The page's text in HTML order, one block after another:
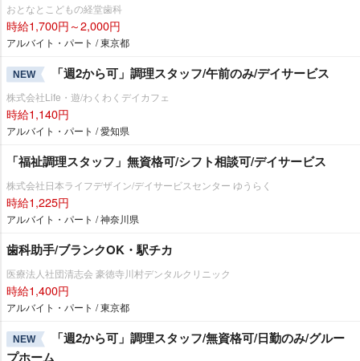
おとなとこどもの経堂歯科
時給1,700円～2,000円
アルバイト・パート / 東京都
NEW 「週2から可」調理スタッフ/午前のみ/デイサービス
株式会社Life・遊/わくわくデイカフェ
時給1,140円
アルバイト・パート / 愛知県
「福祉調理スタッフ」無資格可/シフト相談可/デイサービス
株式会社日本ライフデザイン/デイサービスセンター ゆうらく
時給1,225円
アルバイト・パート / 神奈川県
歯科助手/ブランクOK・駅チカ
医療法人社団清志会 豪徳寺川村デンタルクリニック
時給1,400円
アルバイト・パート / 東京都
NEW
「週2から可」調理スタッフ/無資格可/日勤のみ/グルー
プホーム